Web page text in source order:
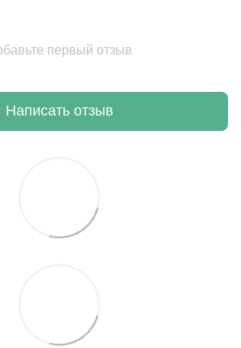
первый отзыв
Написать отзыв